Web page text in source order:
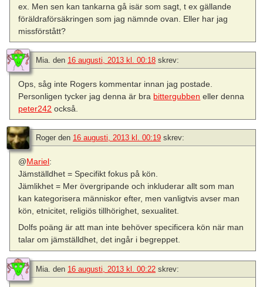
ex. Men sen kan tankarna gå isär som sagt, t ex gällande
föräldraförsäkringen som jag nämnde ovan. Eller har jag
missförstått?
Mia. den 16 augusti, 2013 kl. 00:18 skrev:
Ops, såg inte Rogers kommentar innan jag postade.
Personligen tycker jag denna är bra bittergubben eller denna
peter242 också.
Roger den 16 augusti, 2013 kl. 00:19 skrev:
@Mariel:
Jämställdhet = Specifikt fokus på kön.
Jämlikhet = Mer övergripande och inkluderar allt som man
kan kategorisera människor efter, men vanligtvis avser man
kön, etnicitet, religiös tillhörighet, sexualitet.
Dolfs poäng är att man inte behöver specificera kön när man
talar om jämställdhet, det ingår i begreppet.
Mia. den 16 augusti, 2013 kl. 00:22 skrev: